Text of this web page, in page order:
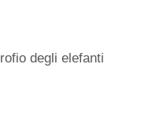
degli elefanti